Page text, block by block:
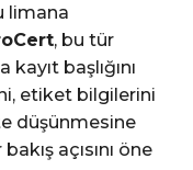
limana
, bu tür
başlığını
etiket bilgilerini
düşünmesine
açısını öne